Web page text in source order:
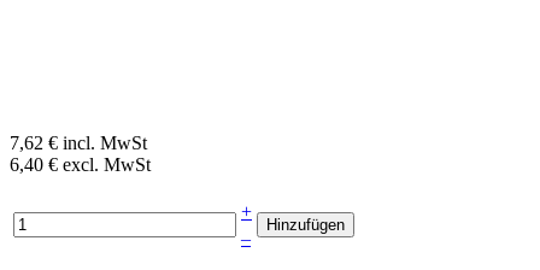
7,62 € incl. MwSt
6,40 € excl. MwSt
+
–